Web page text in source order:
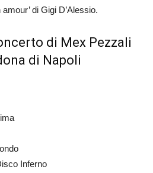
di Gigi D’Alessio.
di Mex Pezzali
di Napoli
Inferno